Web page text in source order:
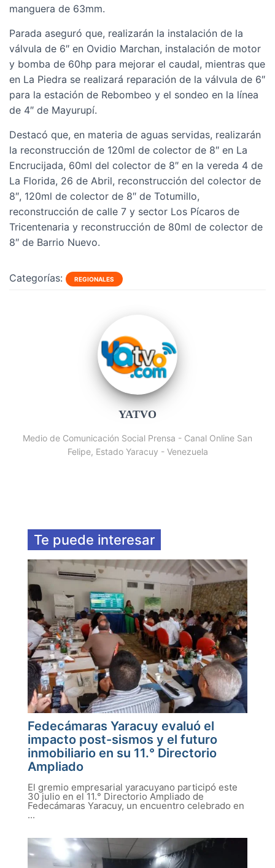
manguera de 63mm.
Parada aseguró que, realizarán la instalación de la
válvula de 6″ en Ovidio Marchan, instalación de motor
y bomba de 60hp para mejorar el caudal, mientras que
en La Piedra se realizará reparación de la válvula de 6″
para la estación de Rebombeo y el sondeo en la línea
de 4″ de Mayurupí.
Destacó que, en materia de aguas servidas, realizarán
la reconstrucción de 120ml de colector de 8″ en La
Encrucijada, 60ml del colector de 8″ en la vereda 4 de
La Florida, 26 de Abril, reconstrucción del colector de
8″, 120ml de colector de 8″ de Totumillo,
reconstrucción de calle 7 y sector Los Pícaros de
Tricentenaria y reconstrucción de 80ml de colector de
8″ de Barrio Nuevo.
Categorías: REGIONALES
YATVO
Medio de Comunicación Social Prensa - Canal Online San
Felipe, Estado Yaracuy - Venezuela
Te puede interesar
Fedecámaras Yaracuy evaluó el
impacto post-sismos y el futuro
inmobiliario en su 11.° Directorio
Ampliado
El gremio empresarial yaracuyano participó este
30 julio en el 11.° Directorio Ampliado de
Fedecámaras Yaracuy, un encuentro celebrado en
...